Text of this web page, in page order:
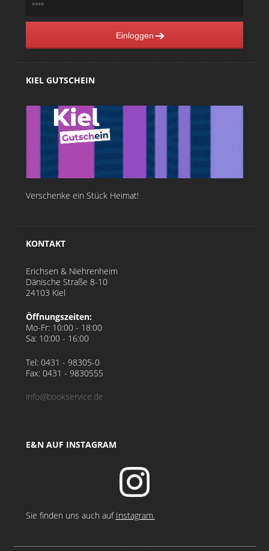
Einloggen
KIEL GUTSCHEIN
Verschenke ein Stück Heimat!
KONTAKT
Erichsen & Niehrenheim
Dänische Straße 8-10
24103 Kiel
Öffnungszeiten:
Mo-Fr:10:00 - 18:00
Sa:10:00 - 16:00
Tel: 0431 - 98305-0
Fax: 0431 - 9830555
info@bookservice.de
E&N AUF INSTAGRAM
Sie finden uns auch auf Instagram.